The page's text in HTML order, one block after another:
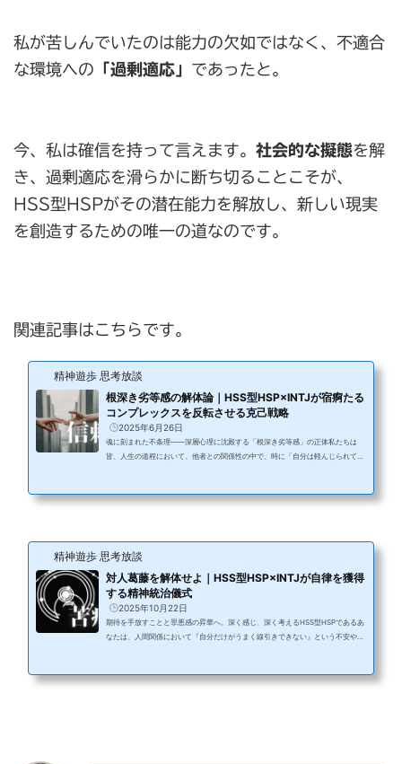
私が苦しんでいたのは能力の欠如ではなく、不適合
な環境への 「過剰適応」 であったと。
今、私は確信を持って言えます。 社会的な擬態を解
き、過剰適応を滑らかに断ち切ることこそが、
HSS型HSPがその潜在能力を解放し、新しい現実
を創造するための唯一の道なのです。
関連記事はこちらです。
精神遊歩 思考放談
根深き劣等感の解体論｜HSS型HSP×INTJが宿痾たる
コンプレックスを反転させる克己戦略
2025年6月26日
魂に刻まれた不条理――深層心理に沈殿する「根深き劣等感」の正体私たちは
皆、人生の道程において、他者との関係性の中で、時に「自分は軽んじられてい
のものを困難にさせる。多くの人々が、この感覚とどう向き合えば良いのか分か
精神遊歩 思考放談
対人葛藤を解体せよ｜HSS型HSP×INTJが自律を獲得
する精神統治儀式
2025年10月22日
期待を手放すことと罪悪感の昇華へ。深く感じ、深く考えるHSS型HSPであるあ
なたは、人間関係において『自分だけがうまく線引きできない』という不安や、
と自分の境目があいまいで、相手の感情をすべて受け止めてしまい、結果として